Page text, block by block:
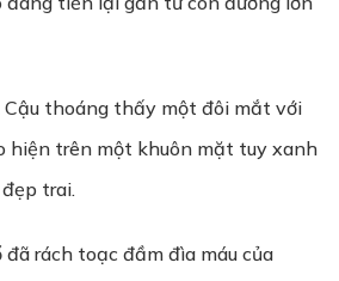
Cậu thoáng thấy một đôi mắt với
hiện trên một khuôn mặt tuy xanh
trai.
rách toạc đầm đìa máu của